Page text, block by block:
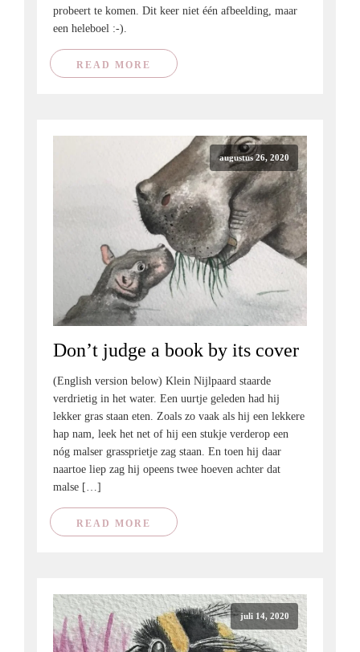
probeert te komen. Dit keer niet één afbeelding, maar
een heleboel :-).
READ MORE
augustus 26, 2020
Don’t judge a book by its cover
(English version below) Klein Nijlpaard staarde
verdrietig in het water. Een uurtje geleden had hij
lekker gras staan eten. Zoals zo vaak als hij een lekkere
hap nam, leek het net of hij een stukje verderop een
nóg malser grassprietje zag staan. En toen hij daar
naartoe liep zag hij opeens twee hoeven achter dat
malse […]
READ MORE
juli 14, 2020